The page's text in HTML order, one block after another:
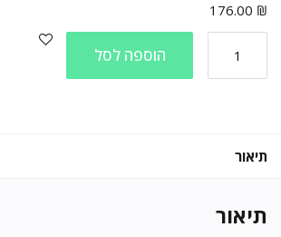
176.00
הוספה לסל
תיאור
תיאור